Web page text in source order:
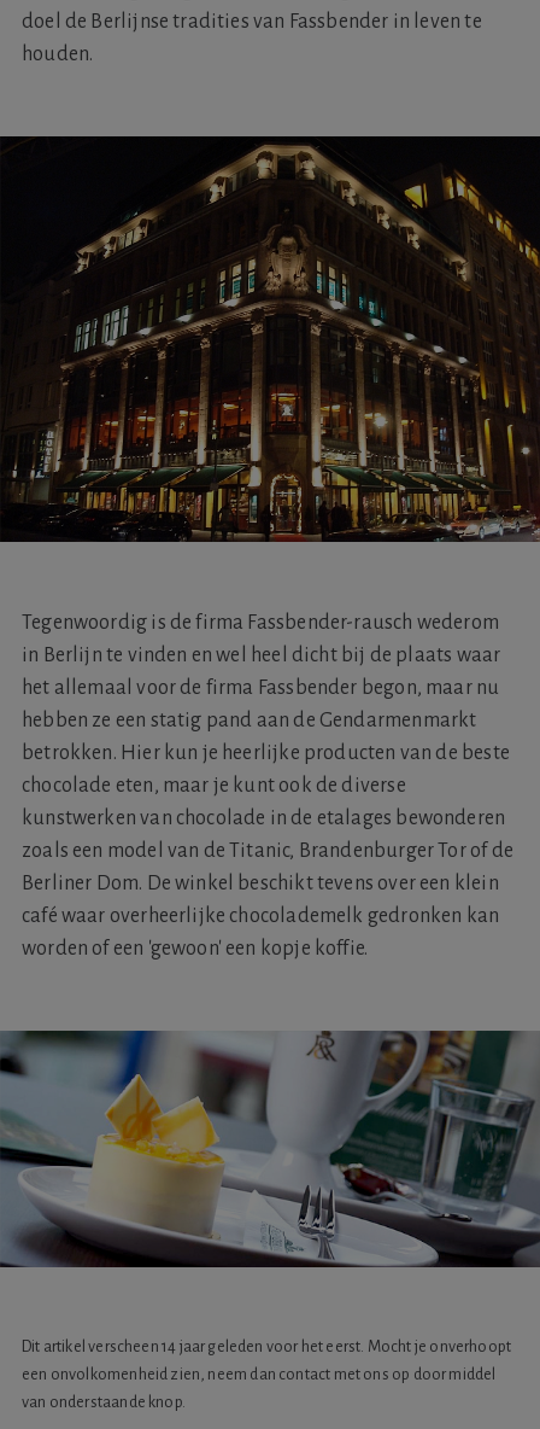
doel de Berlijnse tradities van Fassbender in leven te
houden.
Tegenwoordig is de firma Fassbender-rausch wederom
in Berlijn te vinden en wel heel dicht bij de plaats waar
het allemaal voor de firma Fassbender begon, maar nu
hebben ze een statig pand aan de Gendarmenmarkt
betrokken. Hier kun je heerlijke producten van de beste
chocolade eten, maar je kunt ook de diverse
kunstwerken van chocolade in de etalages bewonderen
zoals een model van de Titanic, Brandenburger Tor of de
Berliner Dom. De winkel beschikt tevens over een klein
café waar overheerlijke chocolademelk gedronken kan
worden of een 'gewoon' een kopje koffie.
Dit artikel verscheen 14 jaar geleden voor het eerst. Mocht je onverhoopt
een onvolkomenheid zien, neem dan contact met ons op door middel
van onderstaande knop.